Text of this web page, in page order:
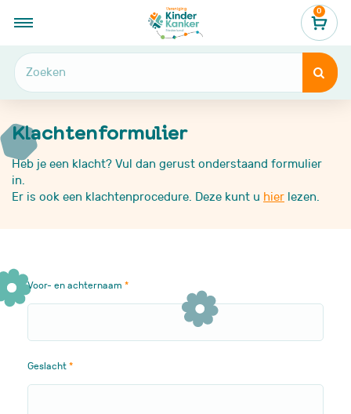
0

Klachtenformulier
Heb je een klacht? Vul dan gerust onderstaand formulier
in.
Er is ook een klachtenprocedure. Deze kunt u hier lezen.
Voor- en achternaam
Geslacht